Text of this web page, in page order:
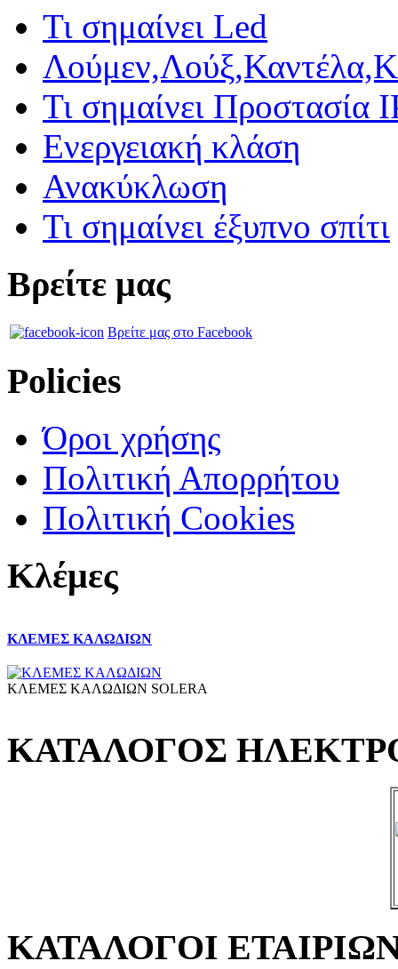
Τι σημαίνει Led
Τι σημαίνει Προστασία
Ενεργειακή κλάση
Ανακύκλωση
Τι σημαίνει έξυπνο σπίτι
Βρείτε μας
Βρείτε μας στο Facebook
Policies
Όροι χρήσης
Πολιτική Απορρήτου
Πολιτική Cookies
Κλέμες
ΚΛΕΜΕΣ ΚΑΛΩΔΙΩΝ
ΚΛΕΜΕΣ ΚΑΛΩΔΙΩΝ SOLERA
ΚΑΤΑΛΟΓΟΣ
ΚΑΤΑΛΟΓΟΙ